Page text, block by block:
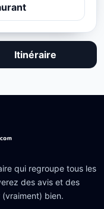
Itinéraire
qui regroupe tous les
des avis et des
bien.